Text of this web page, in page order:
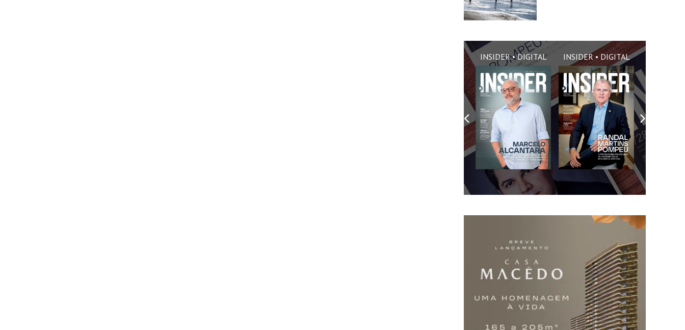
INSIDER • DIGITAL INSIDER • DIGITAL